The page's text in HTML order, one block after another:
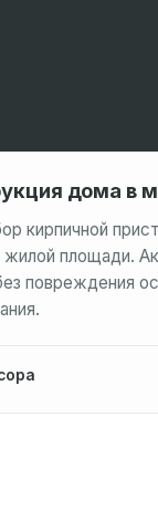
дома в
кирпичной
жилой площади.
повреждения